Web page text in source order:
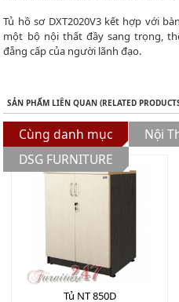
Tủ hồ sơ DXT2020V3 kết hợp với
một bộ nội thất đầy sang trọng,
đẵng cấp của người lãnh đạo.
SẢN PHẨM LIÊN QUAN (RELATED
Cùng danh mục
Nội
DSG FURNITURE
Tủ NT 850D